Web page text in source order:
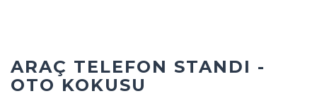
ARAÇ TELEFON STANDI -
OTO KOKUSU